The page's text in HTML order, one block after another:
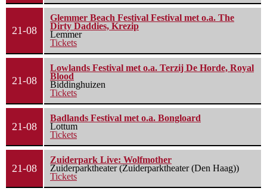
21-08
Glemmer Beach Festival Festival met o.a. The
Dirty Daddies, Krezip
Lemmer
Tickets
21-08
Lowlands Festival met o.a. Terzij De Horde, Royal
Blood
Biddinghuizen
Tickets
21-08
Badlands Festival met o.a. Bongloard
Lottum
Tickets
21-08
Zuiderpark Live: Wolfmother
Zuiderparktheater (Zuiderparktheater (Den Haag))
Tickets